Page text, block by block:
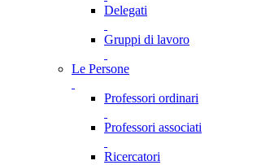
Delegati
Gruppi di lavoro
Le Persone
Professori ordinari
Professori associati
Ricercatori